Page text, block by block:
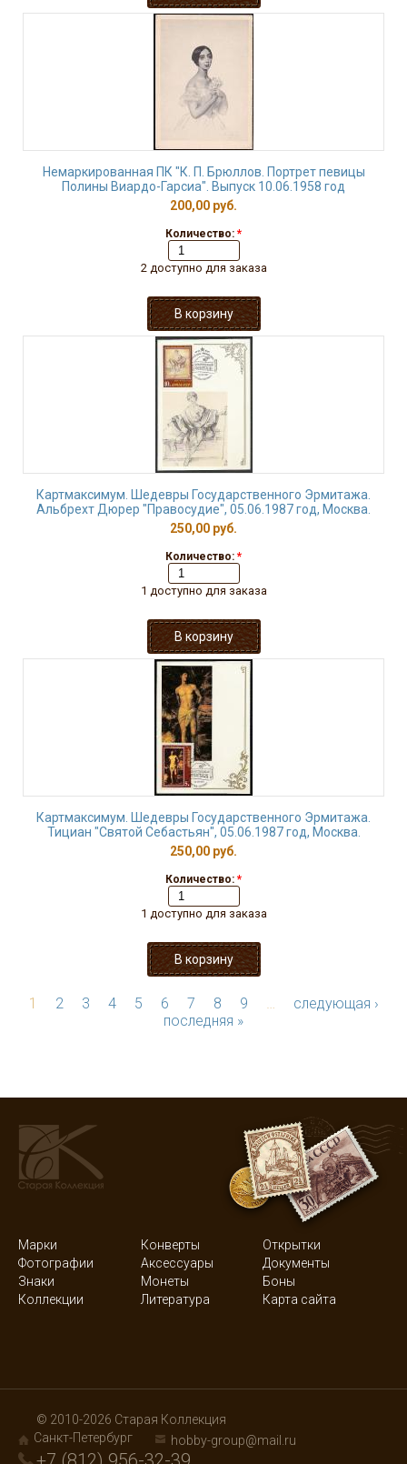
Немаркированная ПК "К. П. Брюллов. Портрет певицы
Полины Виардо-Гарсиа". Выпуск 10.06.1958 год
200,00 руб.
Количество: *
2 доступно для заказа
Картмаксимум. Шедевры Государственного Эрмитажа.
Альбрехт Дюрер "Правосудие", 05.06.1987 год, Москва.
250,00 руб.
Количество: *
1 доступно для заказа
Картмаксимум. Шедевры Государственного Эрмитажа.
Тициан "Святой Себастьян", 05.06.1987 год, Москва.
250,00 руб.
Количество: *
1 доступно для заказа
1 2 3 4 5 6 7 8 9 …
следующая ›
последняя »
Марки Конверты
Открытки
Фотографии
Аксессуары
Документы
Знаки
Монеты
Боны
Коллекции
Литература Карта сайта
© 2010-2026 Старая Коллекция
Санкт-Петербург
hobby-group@mail.ru